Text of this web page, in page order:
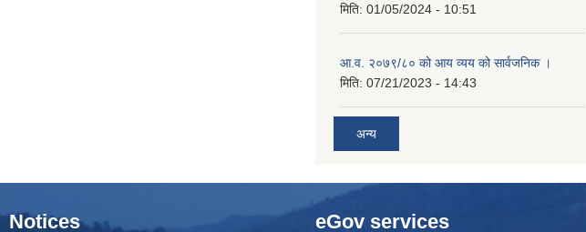
मिति: 01/05/2024 - 10:51
आ.व. २०७९/८० को आय व्यय को सार्वजनिक ।
मिति: 07/21/2023 - 14:43
अन्य
Notices eGov services